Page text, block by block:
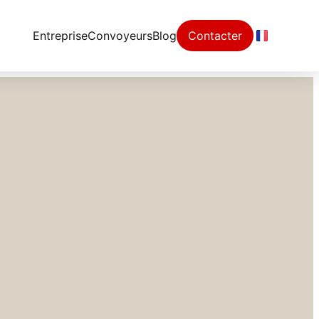
EntrepriseConvoyeursBlog Contacter